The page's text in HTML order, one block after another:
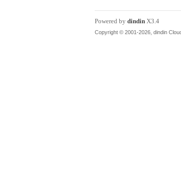
Powered by dindin X3.4
Copyright © 2001-2026, dindin